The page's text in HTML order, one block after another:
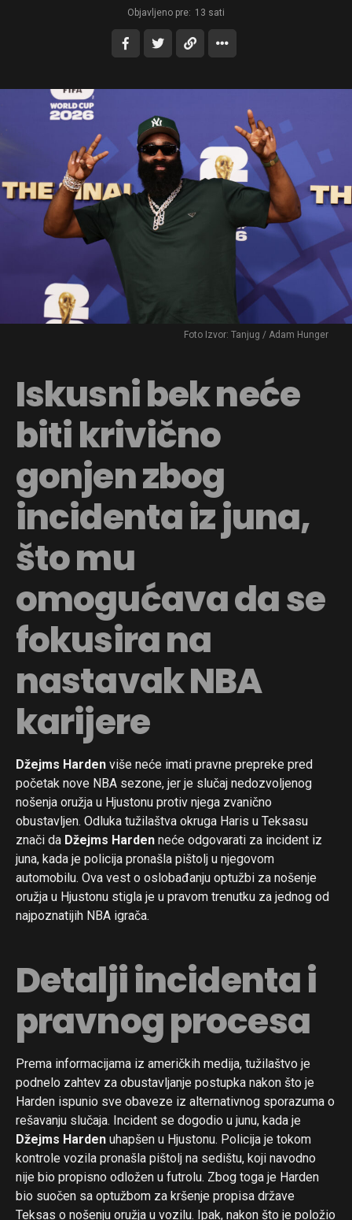
Objavljeno pre: 13 sati
Foto Izvor: Tanjug / Adam Hunger
Iskusni bek neće
biti krivično
gonjen zbog
incidenta iz juna,
što mu
omogućava da se
fokusira na
nastavak NBA
karijere
Džejms Harden više neće imati pravne prepreke pred
početak nove NBA sezone, jer je slučaj nedozvoljenog
nošenja oružja u Hjustonu protiv njega zvanično
obustavljen. Odluka tužilaštva okruga Haris u Teksasu
znači da Džejms Harden neće odgovarati za incident iz
juna, kada je policija pronašla pištolj u njegovom
automobilu. Ova vest o oslobađanju optužbi za nošenje
oružja u Hjustonu stigla je u pravom trenutku za jednog od
najpoznatijih NBA igrača.
Detalji incidenta i
pravnog procesa
Prema informacijama iz američkih medija, tužilaštvo je
podnelo zahtev za obustavljanje postupka nakon što je
Harden ispunio sve obaveze iz alternativnog sporazuma o
rešavanju slučaja. Incident se dogodio u junu, kada je
Džejms Harden uhapšen u Hjustonu. Policija je tokom
kontrole vozila pronašla pištolj na sedištu, koji navodno
nije bio propisno odložen u futrolu. Zbog toga je Harden
bio suočen sa optužbom za kršenje propisa države
Teksas o nošenju oružja u vozilu. Ipak, nakon što je položio